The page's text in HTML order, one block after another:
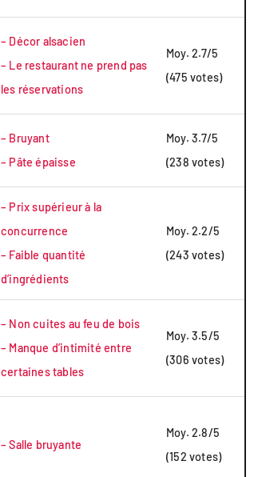
– Décor alsacien
– Le restaurant ne prend pas
les réservations
Moy. 2.7/5
(475 votes)
– Bruyant
– Pâte épaisse
Moy. 3.7/5
(238 votes)
– Prix supérieur à la
concurrence
– Faible quantité
d’ingrédients
Moy. 2.2/5
(243 votes)
– Non cuites au feu de bois
– Manque d’intimité entre
certaines tables
Moy. 3.5/5
(306 votes)
– Salle bruyante
Moy. 2.8/5
(152 votes)